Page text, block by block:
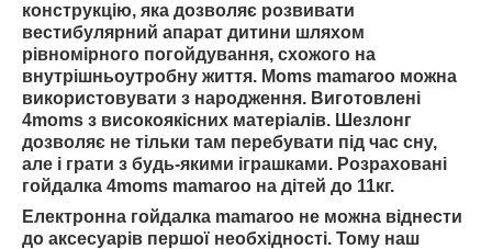
конструкцію, яка дозволяє розвивати
вестибулярний апарат дитини шляхом
рівномірного погойдування, схожого на
внутрішньоутробну життя. Moms mamaroo можна
використовувати з народження. Виготовлені
4moms з високоякісних матеріалів. Шезлонг
дозволяє не тільки там перебувати під час сну,
але і грати з будь-якими іграшками. Розраховані
гойдалка 4moms mamaroo на дітей до 11кг.
Електронна гойдалка mamaroo не можна віднести
до аксесуарів першої необхідності. Тому наш